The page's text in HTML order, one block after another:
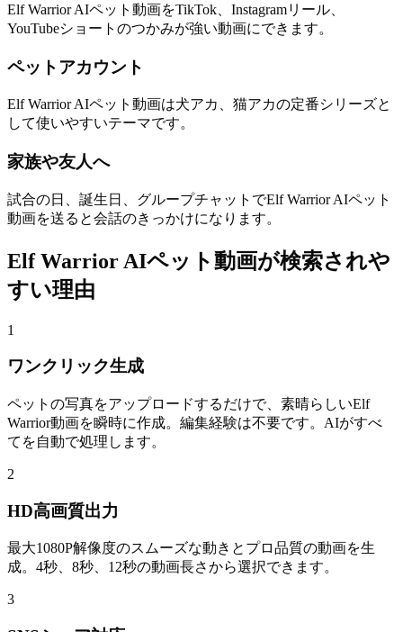
Elf Warrior AIペット動画をTikTok、Instagramリール、
YouTubeショートのつかみが強い動画にできます。
ペットアカウント
Elf Warrior AIペット動画は犬アカ、猫アカの定番シリーズと
して使いやすいテーマです。
家族や友人へ
試合の日、誕生日、グループチャットでElf Warrior AIペット
動画を送ると会話のきっかけになります。
Elf Warrior AIペット動画が検索されや
すい理由
1
ワンクリック生成
ペットの写真をアップロードするだけで、素晴らしいElf
Warrior動画を瞬時に作成。編集経験は不要です。AIがすべ
てを自動で処理します。
2
HD高画質出力
最大1080P解像度のスムーズな動きとプロ品質の動画を生
成。4秒、8秒、12秒の動画長さから選択できます。
3